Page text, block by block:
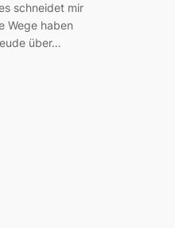
schneidet mir
Wege haben
über…